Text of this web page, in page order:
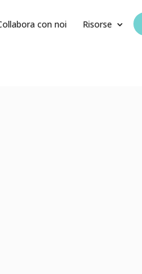
con noi Risorse